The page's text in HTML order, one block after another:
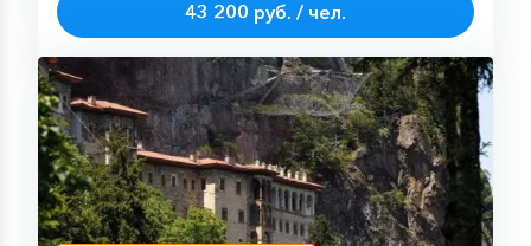
43 200 руб. / чел.